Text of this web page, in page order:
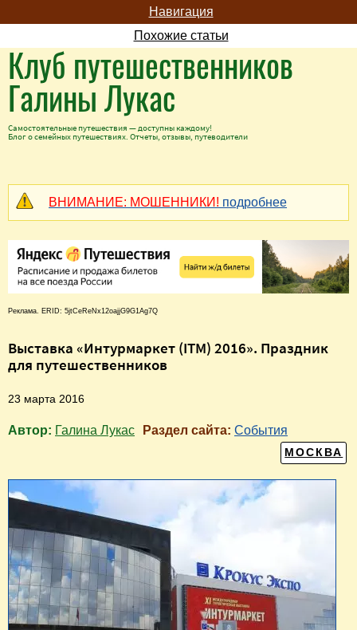
Навигация
Похожие статьи
Клуб путешественников
Галины Лукас
Самостоятельные путешествия — доступны каждому!
Блог о семейных путешествиях. Отчеты, отзывы, путеводители
ВНИМАНИЕ: МОШЕННИКИ! подробнее
Реклама. ERID: 5jtCeReNx12oajjG9G1Ag7Q
Выставка «Интурмаркет (ITM) 2016». Праздник
для путешественников
23 марта 2016
Автор: Галина Лукас Раздел сайта: События
МОСКВА